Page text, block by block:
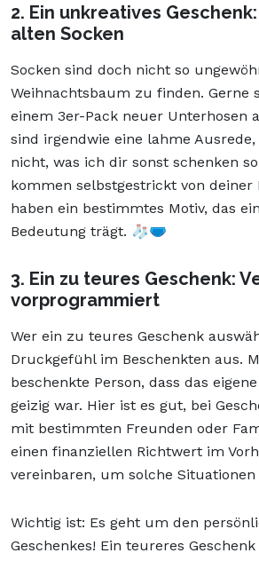
2. Ein unkreatives
alten Socken
Socken sind doch nicht so
Weihnachtsbaum zu finden. Gerne
einem 3er-Pack neuer Unterhosen
sind irgendwie eine lahme
nicht, was ich dir sonst schenken
kommen selbstgestrickt von deiner
haben ein bestimmtes Motiv, das
Bedeutung trägt. 🧦🩲
3. Ein zu teures Geschenk:
vorprogrammiert
Wer ein zu teures Geschenk
Druckgefühl im Beschenkten aus.
beschenkte Person, dass das
geizig war. Hier ist es gut, bei
mit bestimmten Freunden oder
einen finanziellen Richtwert im
vereinbaren, um solche
Wichtig ist: Es geht um den
Geschenkes! Ein teureres